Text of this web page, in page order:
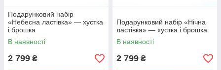
Подарунковий набір
«Небесна ластівка» — хустка
і брошка
В наявності
2 799 ₴
Подарунковий набір «Нічна
ластівка» — хустка і брошка
В наявності
2 799 ₴